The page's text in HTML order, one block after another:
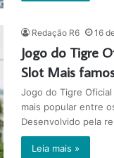
Redação R6 16
Jogo do Tigre
Slot Mais
Jogo do Tigre
mais popular entre
Desenvolvido pela
Leia mais »